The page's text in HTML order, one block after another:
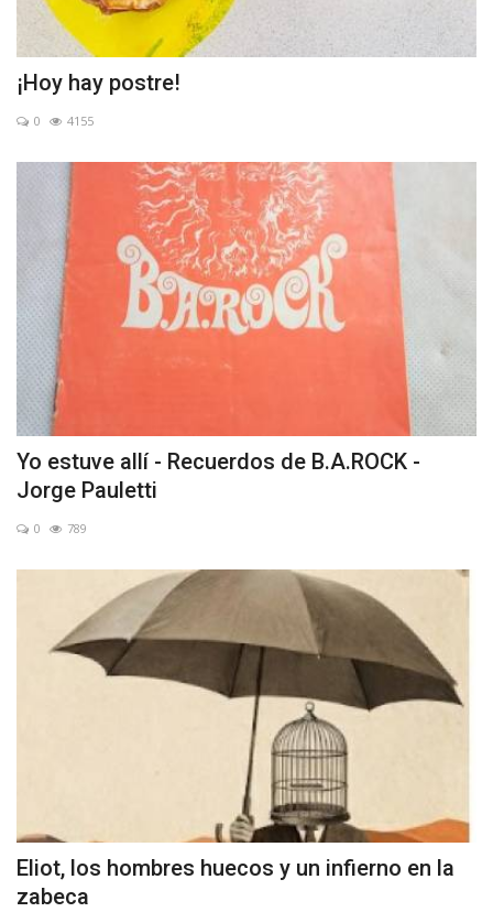
¡Hoy hay postre!
0 4155
Yo estuve allí - Recuerdos de B.A.ROCK -
Jorge Pauletti
0 789
Eliot, los hombres huecos y un infierno en la
zabeca